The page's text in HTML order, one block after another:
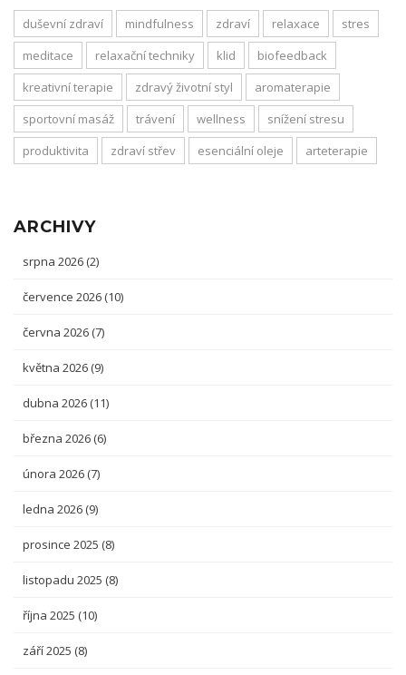
duševní zdraví mindfulness zdraví relaxace
stres
meditace
relaxační techniky klid
biofeedback
kreativní terapie
zdravý životní styl
aromaterapie
sportovní masáž
trávení wellness
snížení stresu
produktivita
zdraví střev esenciální oleje arteterapie
ARCHIVY
srpna 2026 (2)
července 2026 (10)
června 2026 (7)
května 2026 (9)
dubna 2026 (11)
března 2026 (6)
února 2026 (7)
ledna 2026 (9)
prosince 2025 (8)
listopadu 2025 (8)
října 2025 (10)
září 2025 (8)